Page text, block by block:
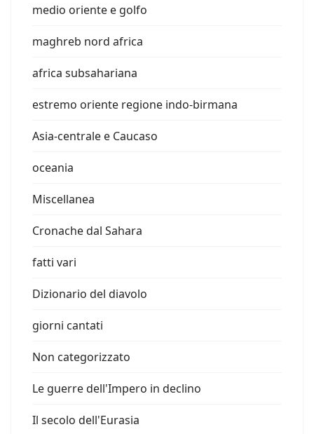
medio oriente e golfo
maghreb nord africa
africa subsahariana
estremo oriente regione indo-birmana
Asia-centrale e Caucaso
oceania
Miscellanea
Cronache dal Sahara
fatti vari
Dizionario del diavolo
giorni cantati
Non categorizzato
Le guerre dell'Impero in declino
Il secolo dell'Eurasia